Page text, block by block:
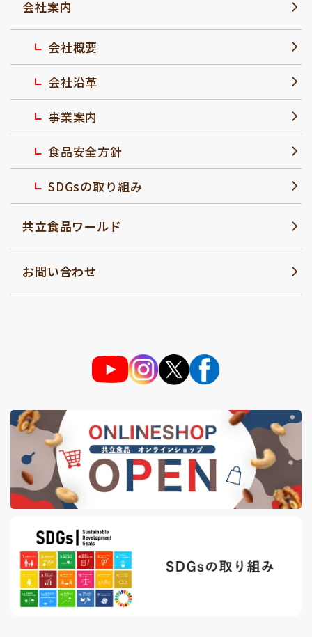
会社案内
会社概要
会社沿革
事業案内
食品安全方針
SDGsの取り組み
共立食品ワールド
お問い合わせ